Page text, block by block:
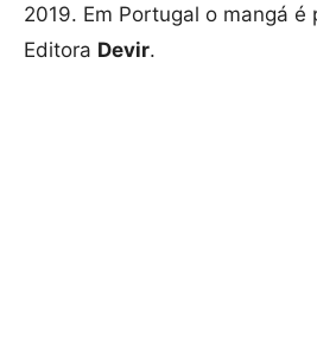
2019. Em Portugal o mangá é
Editora Devir.